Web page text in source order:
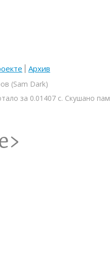
Архив
(Sam Dark)
за 0.01407 с. Скушано